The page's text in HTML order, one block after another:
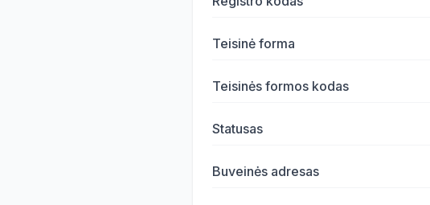
Teisinė forma
Teisinės formos kodas
Statusas
Buveinės adresas